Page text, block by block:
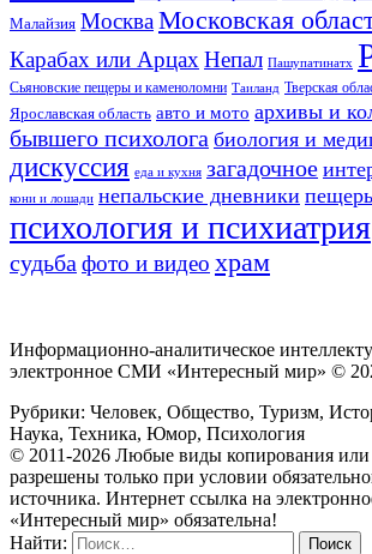
Малайзия МоскваМосковская
Карабах или Арцах Непал Пашупатинатх
Сьяновские пещеры и каменоломни Таиланд Тверская
Ярославская область авто и мото архивы и
бывшего психолога биология и
дискуссия еда и кухня загадочное
кони и лошади непальские дневники
психология и психиатрия
судьба фото и видео храм
Информационно-аналитическое
электронное СМИ «Интересный мир» ©
Рубрики: Человек, Общество, Туризм,
Наука, Техника, Юмор, Психология
© 2011-2026 Любые виды копирования или
разрешены только при условии
источника. Интернет ссылка на
«Интересный мир» обязательна!
Найти: